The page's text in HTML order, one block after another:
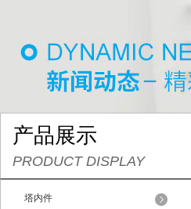
产品展示
PRODUCT DISPLAY
塔内件